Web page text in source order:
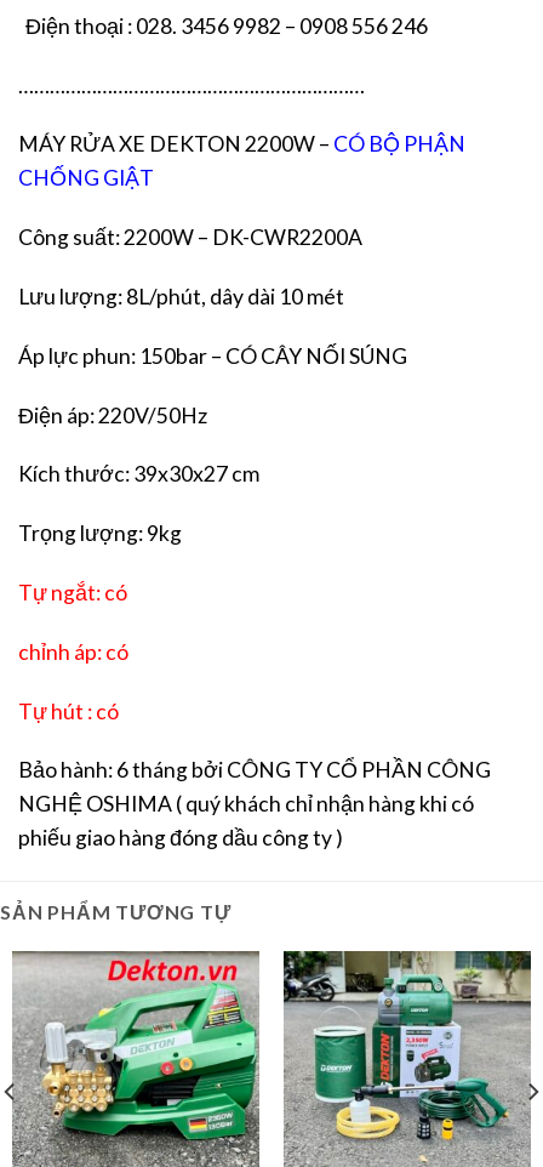
Điện thoại : 028. 3456 9982 – 0908 556 246
…………………………………………………………
MÁY RỬA XE DEKTON 2200W – CÓ BỘ PHẬN
CHỐNG GIẬT
Công suất: 2200W – DK-CWR2200A
Lưu lượng: 8L/phút, dây dài 10 mét
Áp lực phun: 150bar – CÓ CÂY NỐI SÚNG
Điện áp: 220V/50Hz
Kích thước: 39x30x27 cm
Trọng lượng: 9kg
Tự ngắt: có
chỉnh áp: có
Tự hút : có
Bảo hành: 6 tháng bởi CÔNG TY CỔ PHẦN CÔNG
NGHỆ OSHIMA ( quý khách chỉ nhận hàng khi có
phiếu giao hàng đóng dầu công ty )
SẢN PHẨM TƯƠNG TỰ